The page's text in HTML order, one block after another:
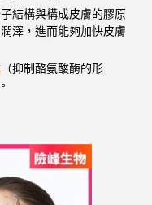
結構與構成皮膚的膠原
澤，進而能夠加快皮膚
（抑制酪氨酸酶的形